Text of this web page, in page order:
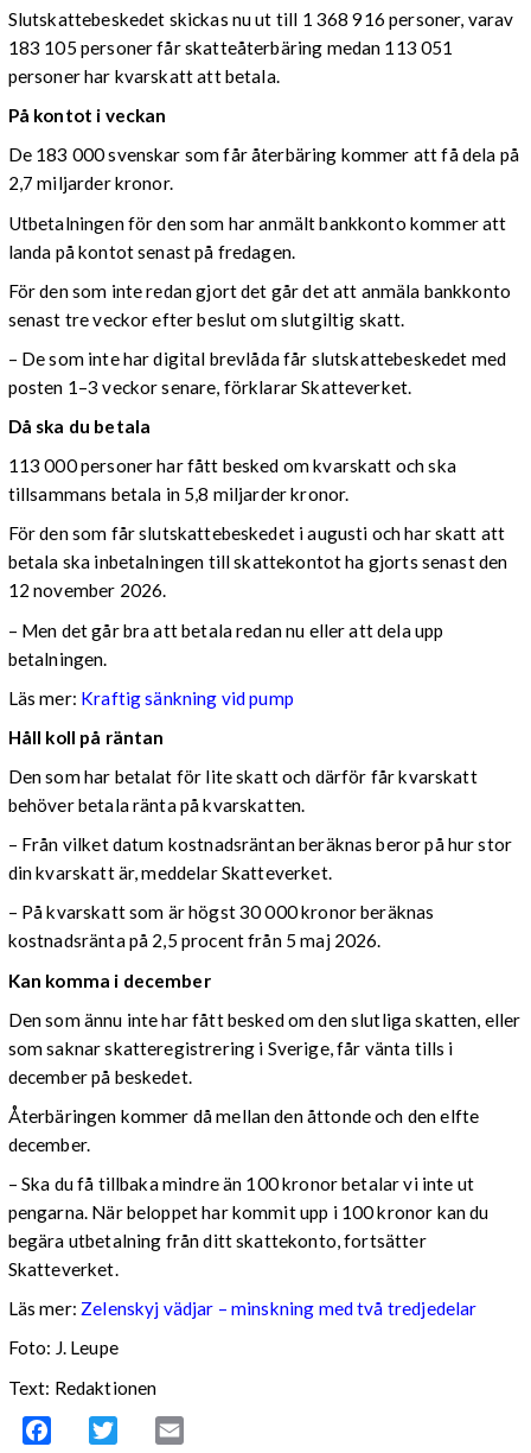
Slutskattebeskedet skickas nu ut till 1 368 916 personer, varav
183 105 personer får skatteåterbäring medan 113 051
personer har kvarskatt att betala.
På kontot i veckan
De 183 000 svenskar som får återbäring kommer att få dela på
2,7 miljarder kronor.
Utbetalningen för den som har anmält bankkonto kommer att
landa på kontot senast på fredagen.
För den som inte redan gjort det går det att anmäla bankkonto
senast tre veckor efter beslut om slutgiltig skatt.
– De som inte har digital brevlåda får slutskattebeskedet med
posten 1–3 veckor senare, förklarar Skatteverket.
Då ska du betala
113 000 personer har fått besked om kvarskatt och ska
tillsammans betala in 5,8 miljarder kronor.
För den som får slutskattebeskedet i augusti och har skatt att
betala ska inbetalningen till skattekontot ha gjorts senast den
12 november 2026.
– Men det går bra att betala redan nu eller att dela upp
betalningen.
Läs mer: Kraftig sänkning vid pump
Håll koll på räntan
Den som har betalat för lite skatt och därför får kvarskatt
behöver betala ränta på kvarskatten.
– Från vilket datum kostnadsräntan beräknas beror på hur stor
din kvarskatt är, meddelar Skatteverket.
– På kvarskatt som är högst 30 000 kronor beräknas
kostnadsränta på 2,5 procent från 5 maj 2026.
Kan komma i december
Den som ännu inte har fått besked om den slutliga skatten, eller
som saknar skatteregistrering i Sverige, får vänta tills i
december på beskedet.
Återbäringen kommer då mellan den åttonde och den elfte
december.
– Ska du få tillbaka mindre än 100 kronor betalar vi inte ut
pengarna. När beloppet har kommit upp i 100 kronor kan du
begära utbetalning från ditt skattekonto, fortsätter
Skatteverket.
Läs mer: Zelenskyj vädjar – minskning med två tredjedelar
Foto: J. Leupe
Text: Redaktionen
Facebook Twitter